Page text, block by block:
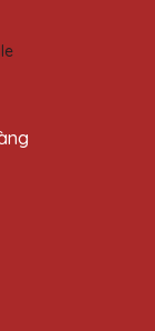
Cảm ơn
Tặng